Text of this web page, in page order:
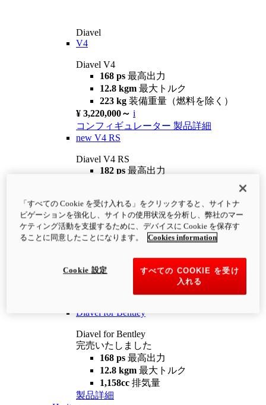
Diavel
V4
Diavel V4
168 ps 最高出力
12.8 kgm 最大トルク
223 kg 装備重量（燃料を除く）
¥ 3,220,000～ i
コンフィギュレーター 製品詳細
new V4 RS
Diavel V4 RS
182 ps 最高出力
¥4,400,000 i
コンフィギュレーター 製品詳細
newV4 RS 100
12.2 kgm
最大トルク
装備重量（燃料を除く）
Diavel for Bentley
Diavel for Bentley
完売いたしました
168 ps 最高出力
12.8 kgm 最大トルク
1,158cc 排気量
製品詳細
「すべての Cookie を受け入れる」をクリックすると、サイトナ
ビゲーションを強化し、サイトの使用状況を分析し、弊社のマー
ケティング活動を支援するために、デバイスに Cookie を保存す
ることに同意したことになります。
Cookies information
すべての COOKIE を受け
入れる
Cookie 設定